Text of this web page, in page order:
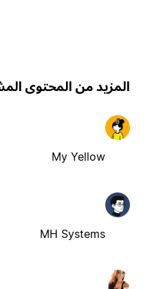
من المحتوى المشابه
My Yellow
MH Systems